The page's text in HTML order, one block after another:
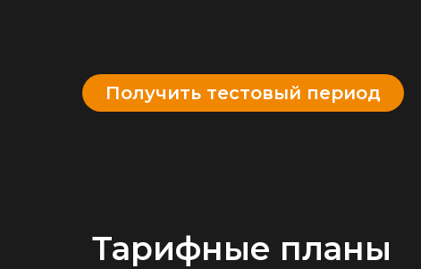
Получить тестовый период
Тарифные планы